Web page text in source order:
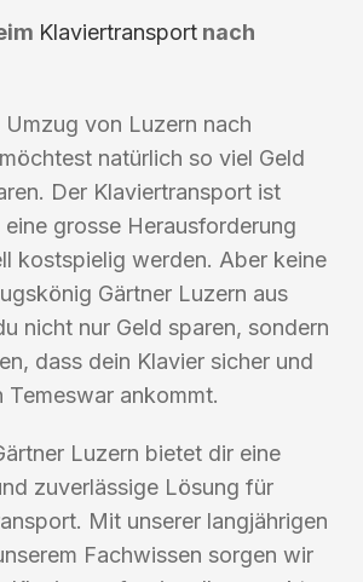
Klaviertransport nach
Umzug von Luzern nach
natürlich so viel Geld
Der Klaviertransport ist
grosse Herausforderung
kostspielig werden. Aber keine
Gärtner Luzern aus
nicht nur Geld sparen, sondern
dass dein Klavier sicher und
Temeswar ankommt.
Luzern bietet dir eine
zuverlässige Lösung für
Mit unserer langjährigen
Fachwissen sorgen wir